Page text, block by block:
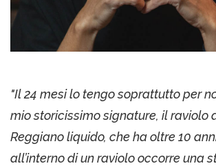
"Il 24 mesi lo tengo soprattutto per
mio storicissimo signature, il raviolo
Reggiano liquido, che ha oltre 10
all’interno di un raviolo occorre una